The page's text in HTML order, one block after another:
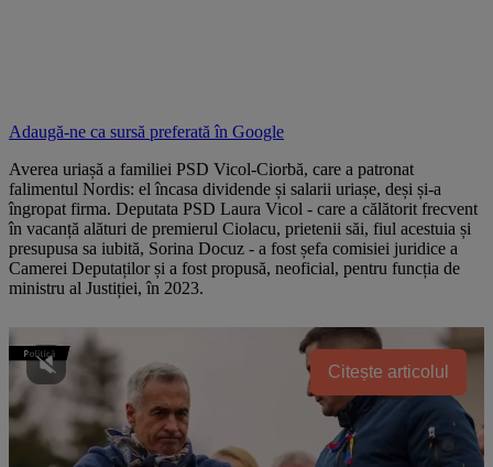
Adaugă-ne ca sursă preferată în Google
Averea uriașă a familiei PSD Vicol-Ciorbă, care a patronat
falimentul Nordis: el încasa dividende și salarii uriașe, deși și-a
îngropat firma. Deputata PSD Laura Vicol - care a călătorit frecvent
în vacanță alături de premierul Ciolacu, prietenii săi, fiul acestuia și
presupusa sa iubită, Sorina Docuz - a fost șefa comisiei juridice a
Camerei Deputaților și a fost propusă, neoficial, pentru funcția de
ministru al Justiției, în 2023.
Citește articolul